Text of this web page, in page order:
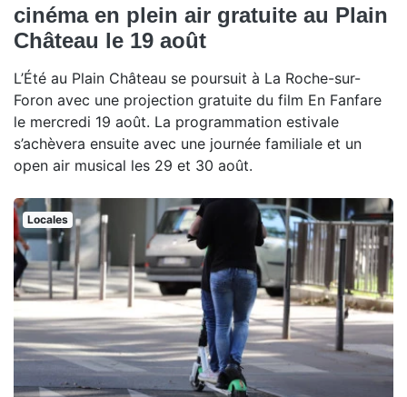
cinéma en plein air gratuite au Plain
Château le 19 août
L’Été au Plain Château se poursuit à La Roche-sur-
Foron avec une projection gratuite du film En Fanfare
le mercredi 19 août. La programmation estivale
s’achèvera ensuite avec une journée familiale et un
open air musical les 29 et 30 août.
Locales